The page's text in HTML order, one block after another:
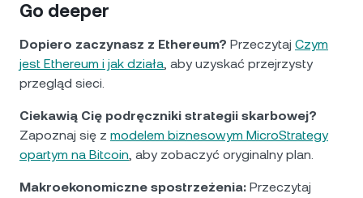
Go deeper
Dopiero zaczynasz z Ethereum? Przeczytaj Czym
jest Ethereum i jak działa, aby uzyskać przejrzysty
przegląd sieci.
Ciekawią Cię podręczniki strategii skarbowej?
Zapoznaj się z modelem biznesowym MicroStrategy
opartym na Bitcoin, aby zobaczyć oryginalny plan.
Makroekonomiczne spostrzeżenia: Przeczytaj